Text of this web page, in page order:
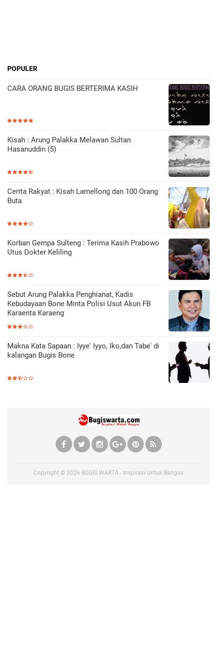
POPULER
CARA ORANG BUGIS BERTERIMA KASIH
Kisah : Arung Palakka Melawan Sultan
Hasanuddin (5)
Cerita Rakyat : Kisah Lamellong dan 100 Orang
Buta
Korban Gempa Sulteng : Terima Kasih Prabowo
Utus Dokter Keliling
Sebut Arung Palakka Penghianat, Kadis
Kebudayaan Bone Minta Polisi Usut Akun FB
Karaenta Karaeng
Makna Kata Sapaan : Iyye' Iyyo, Iko,dan Tabe' di
kalangan Bugis Bone
Copyright © 2026 BUGIS WARTA - Inspirasi Untuk Bangsa